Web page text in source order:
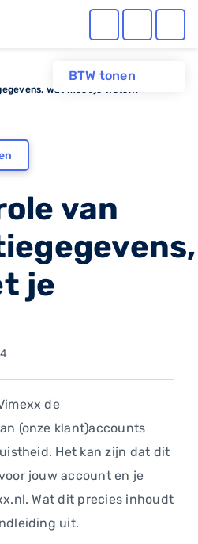
BTW tonen
wat moet je weten?
van
je
de
(onze klant)accounts
Het kan zijn dat dit
jouw account en je
Wat dit precies inhoudt
uit.